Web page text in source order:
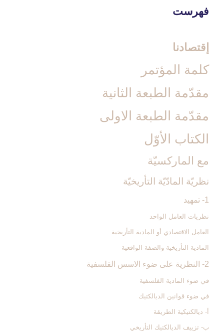
فهرست
إقتصادنا
كلمة المؤتمر
مقدّمة الطبعة الثانية
مقدّمة الطبعة الاولى‏
الكتاب الأوّل‏
مع الماركسيّة
نظريّة المادّيّة التأريخيّة
1- تمهيد
نظريات العامل الواحد
العامل الاقتصادي أو المادية التأريخية
المادية التأريخية والصفة الواقعية
2- النظرية على ضوء الاسس الفلسفية
في ضوء المادية الفلسفية
في ضوء قوانين الديالكتيك
أ- ديالكتيكية الطريقة
ب- تزييف الديالكتيك التأريخي